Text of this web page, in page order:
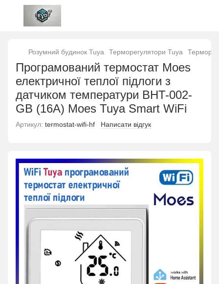
Розумний будинок Tuya Терморегулятори Tuya
Програмований термостат Moes
електричної теплої підлоги з
датчиком температури BHT-002-
GB (16A) Moes Tuya Smart WiFi
Артикул: termostat-wifi-hf Написати відгук